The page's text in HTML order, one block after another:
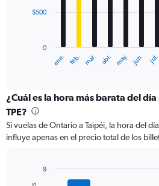
The
categories.
Range:
12
categories.
The
ene. feb. mar. abr. may. jun. jul.
0
$500
¿Cuál es la hora más barata del
TPE?
Si vuelas de Ontario a Taipéi, la hora del
influye apenas en el precio total de los
Chart
9